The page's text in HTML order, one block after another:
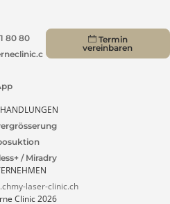
511 80 80